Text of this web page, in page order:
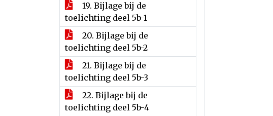
19. Bijlage bij de
toelichting deel 5b-1
20. Bijlage bij de
toelichting deel 5b-2
21. Bijlage bij de
toelichting deel 5b-3
22. Bijlage bij de
toelichting deel 5b-4